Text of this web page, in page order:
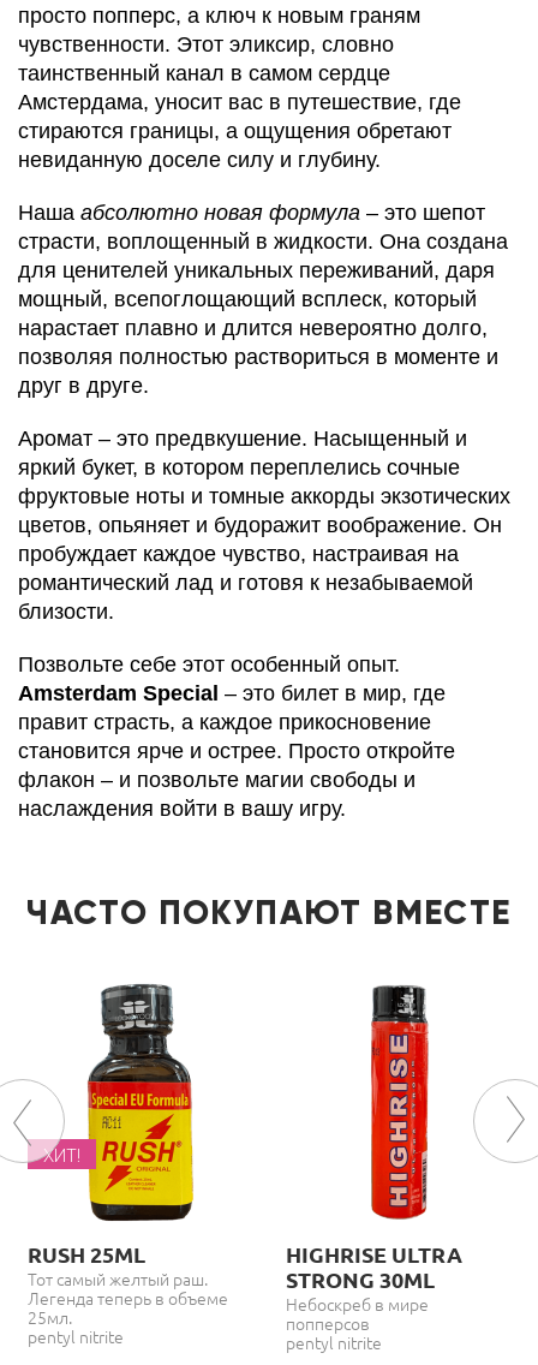
просто попперс, а ключ к новым граням
чувственности. Этот эликсир, словно
таинственный канал в самом сердце
Амстердама, уносит вас в путешествие, где
стираются границы, а ощущения обретают
невиданную доселе силу и глубину.
Наша абсолютно новая формула – это шепот
страсти, воплощенный в жидкости. Она создана
для ценителей уникальных переживаний, даря
мощный, всепоглощающий всплеск, который
нарастает плавно и длится невероятно долго,
позволяя полностью раствориться в моменте и
друг в друге.
Аромат – это предвкушение. Насыщенный и
яркий букет, в котором переплелись сочные
фруктовые ноты и томные аккорды экзотических
цветов, опьяняет и будоражит воображение. Он
пробуждает каждое чувство, настраивая на
романтический лад и готовя к незабываемой
близости.
Позвольте себе этот особенный опыт.
Amsterdam Special – это билет в мир, где
правит страсть, а каждое прикосновение
становится ярче и острее. Просто откройте
флакон – и позвольте магии свободы и
наслаждения войти в вашу игру.
ЧАСТО ПОКУПАЮТ ВМЕСТЕ
ХИТ!
RUSH 25ML
Тот самый желтый раш.
Легенда теперь в объеме
25мл.
pentyl nitrite
HIGHRISE ULTRA
STRONG 30ML
Небоскреб в мире
попперсов
pentyl nitrite